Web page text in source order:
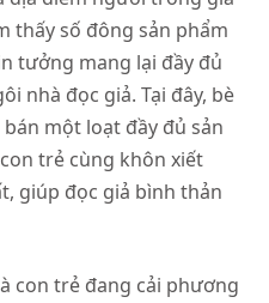
thấy số đông sản phẩm
tưởng mang lại đầy đủ
nhà đọc giả. Tại đây, bè
một loạt đầy đủ sản
trẻ cùng khôn xiết
giúp đọc giả bình thản
con trẻ đang cải phương